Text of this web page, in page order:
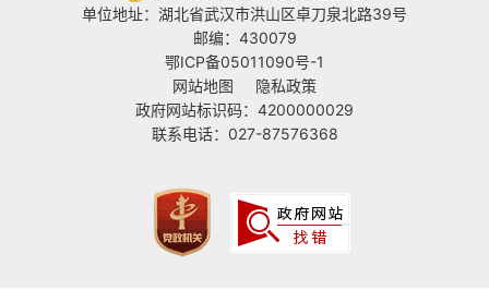
单位地址：湖北省武汉市洪山区卓刀泉北路39号
邮编：430079
鄂ICP备05011090号-1
网站地图
隐私政策
政府网站标识码：4200000029
联系电话：027-87576368